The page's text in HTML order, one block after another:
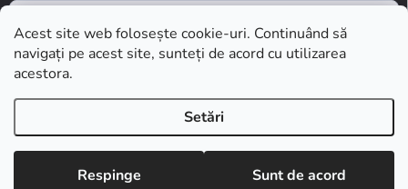
Acest site web folosește cookie-uri. Continuând să
navigați pe acest site, sunteți de acord cu utilizarea
acestora.
Setări
Respinge Sunt de acord
ABONARE
Drepturi de autor 2026 . Toate drepturile rezervate.